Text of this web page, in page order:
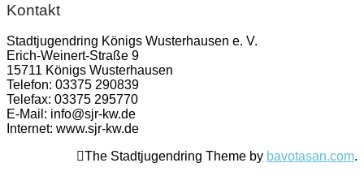
Kontakt
Stadtjugendring Königs Wusterhausen e. V.
Erich-Weinert-Straße 9
15711 Königs Wusterhausen
Telefon: 03375 290839
Telefax: 03375 295770
E-Mail: info@sjr-kw.de
Internet: www.sjr-kw.de
The Stadtjugendring Theme by bavotasan.com.